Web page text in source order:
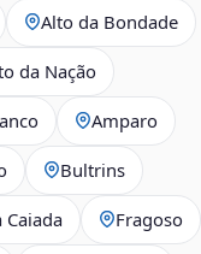
Alto da Bondade
da Nação
Amparo
Bultrins
Caiada Fragoso